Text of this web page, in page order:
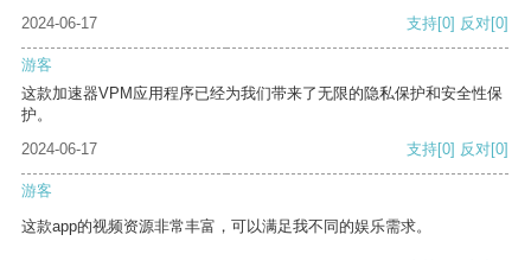
2024-06-17
支持[0] 反对[0]
游客
这款加速器VPM应用程序已经为我们带来了无限的隐私保护和安全性保
护。
2024-06-17
支持[0] 反对[0]
游客
这款app的视频资源非常丰富，可以满足我不同的娱乐需求。